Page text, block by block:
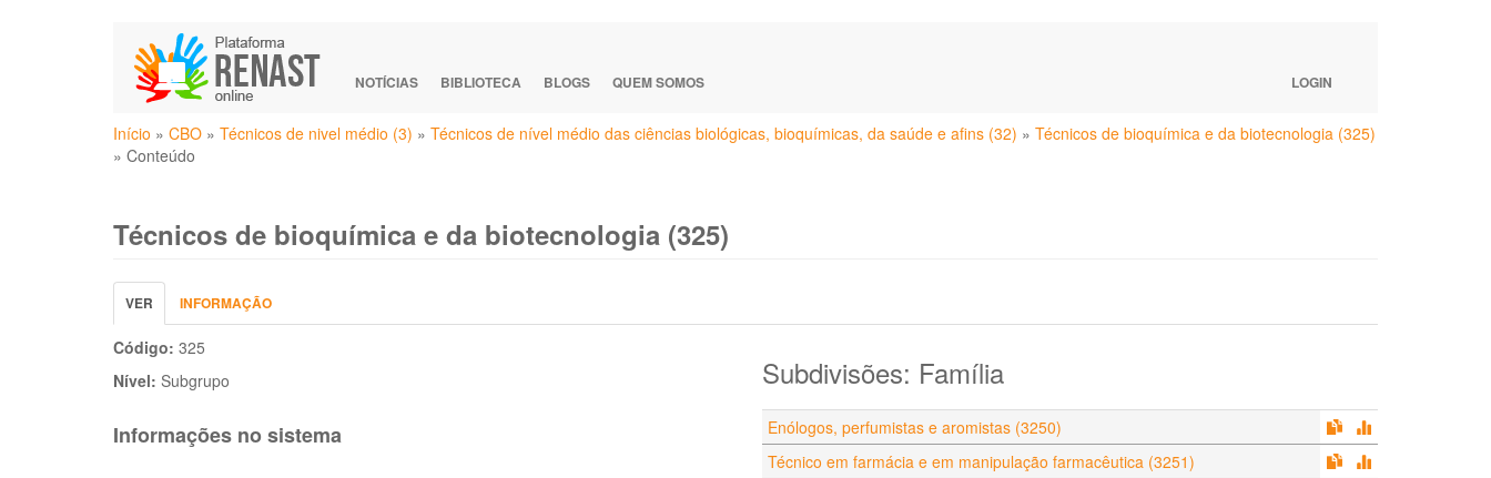
NOTÍCIAS BIBLIOTECA BLOGS QUEM SOMOS LOGIN
Você
está
Início » CBO » Técnicos de nivel médio (3) » Técnicos de nível médio das ciências biológicas, bioquímicas, da saúde e afins (32) » Técnicos de bioquímica e da biotecnologia (325)
» Conteúdo
Técnicos de bioquímica e da biotecnologia (325)
Abas
primárias
VER (ABA
ATIVA)
INFORMAÇÃO
Código: 325
Nível: Subgrupo
Informações no sistema
Subdivisões: Família
Enólogos, perfumistas e aromistas (3250)
Técnico em farmácia e em manipulação farmacêutica (3251)